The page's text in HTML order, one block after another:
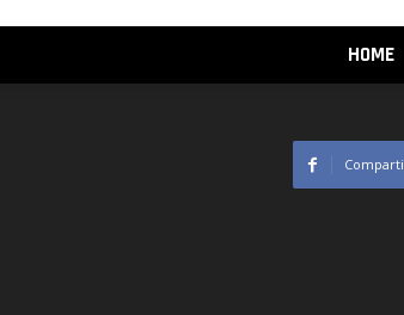
HOME